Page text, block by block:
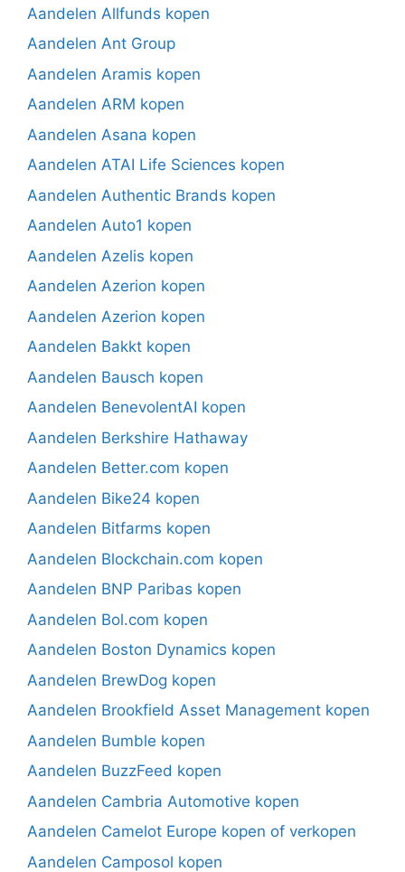
Aandelen Allfunds kopen
Aandelen Ant Group
Aandelen Aramis kopen
Aandelen ARM kopen
Aandelen Asana kopen
Aandelen ATAI Life Sciences kopen
Aandelen Authentic Brands kopen
Aandelen Auto1 kopen
Aandelen Azelis kopen
Aandelen Azerion kopen
Aandelen Azerion kopen
Aandelen Bakkt kopen
Aandelen Bausch kopen
Aandelen BenevolentAI kopen
Aandelen Berkshire Hathaway
Aandelen Better.com kopen
Aandelen Bike24 kopen
Aandelen Bitfarms kopen
Aandelen Blockchain.com kopen
Aandelen BNP Paribas kopen
Aandelen Bol.com kopen
Aandelen Boston Dynamics kopen
Aandelen BrewDog kopen
Aandelen Brookfield Asset Management kopen
Aandelen Bumble kopen
Aandelen BuzzFeed kopen
Aandelen Cambria Automotive kopen
Aandelen Camelot Europe kopen of verkopen
Aandelen Camposol kopen